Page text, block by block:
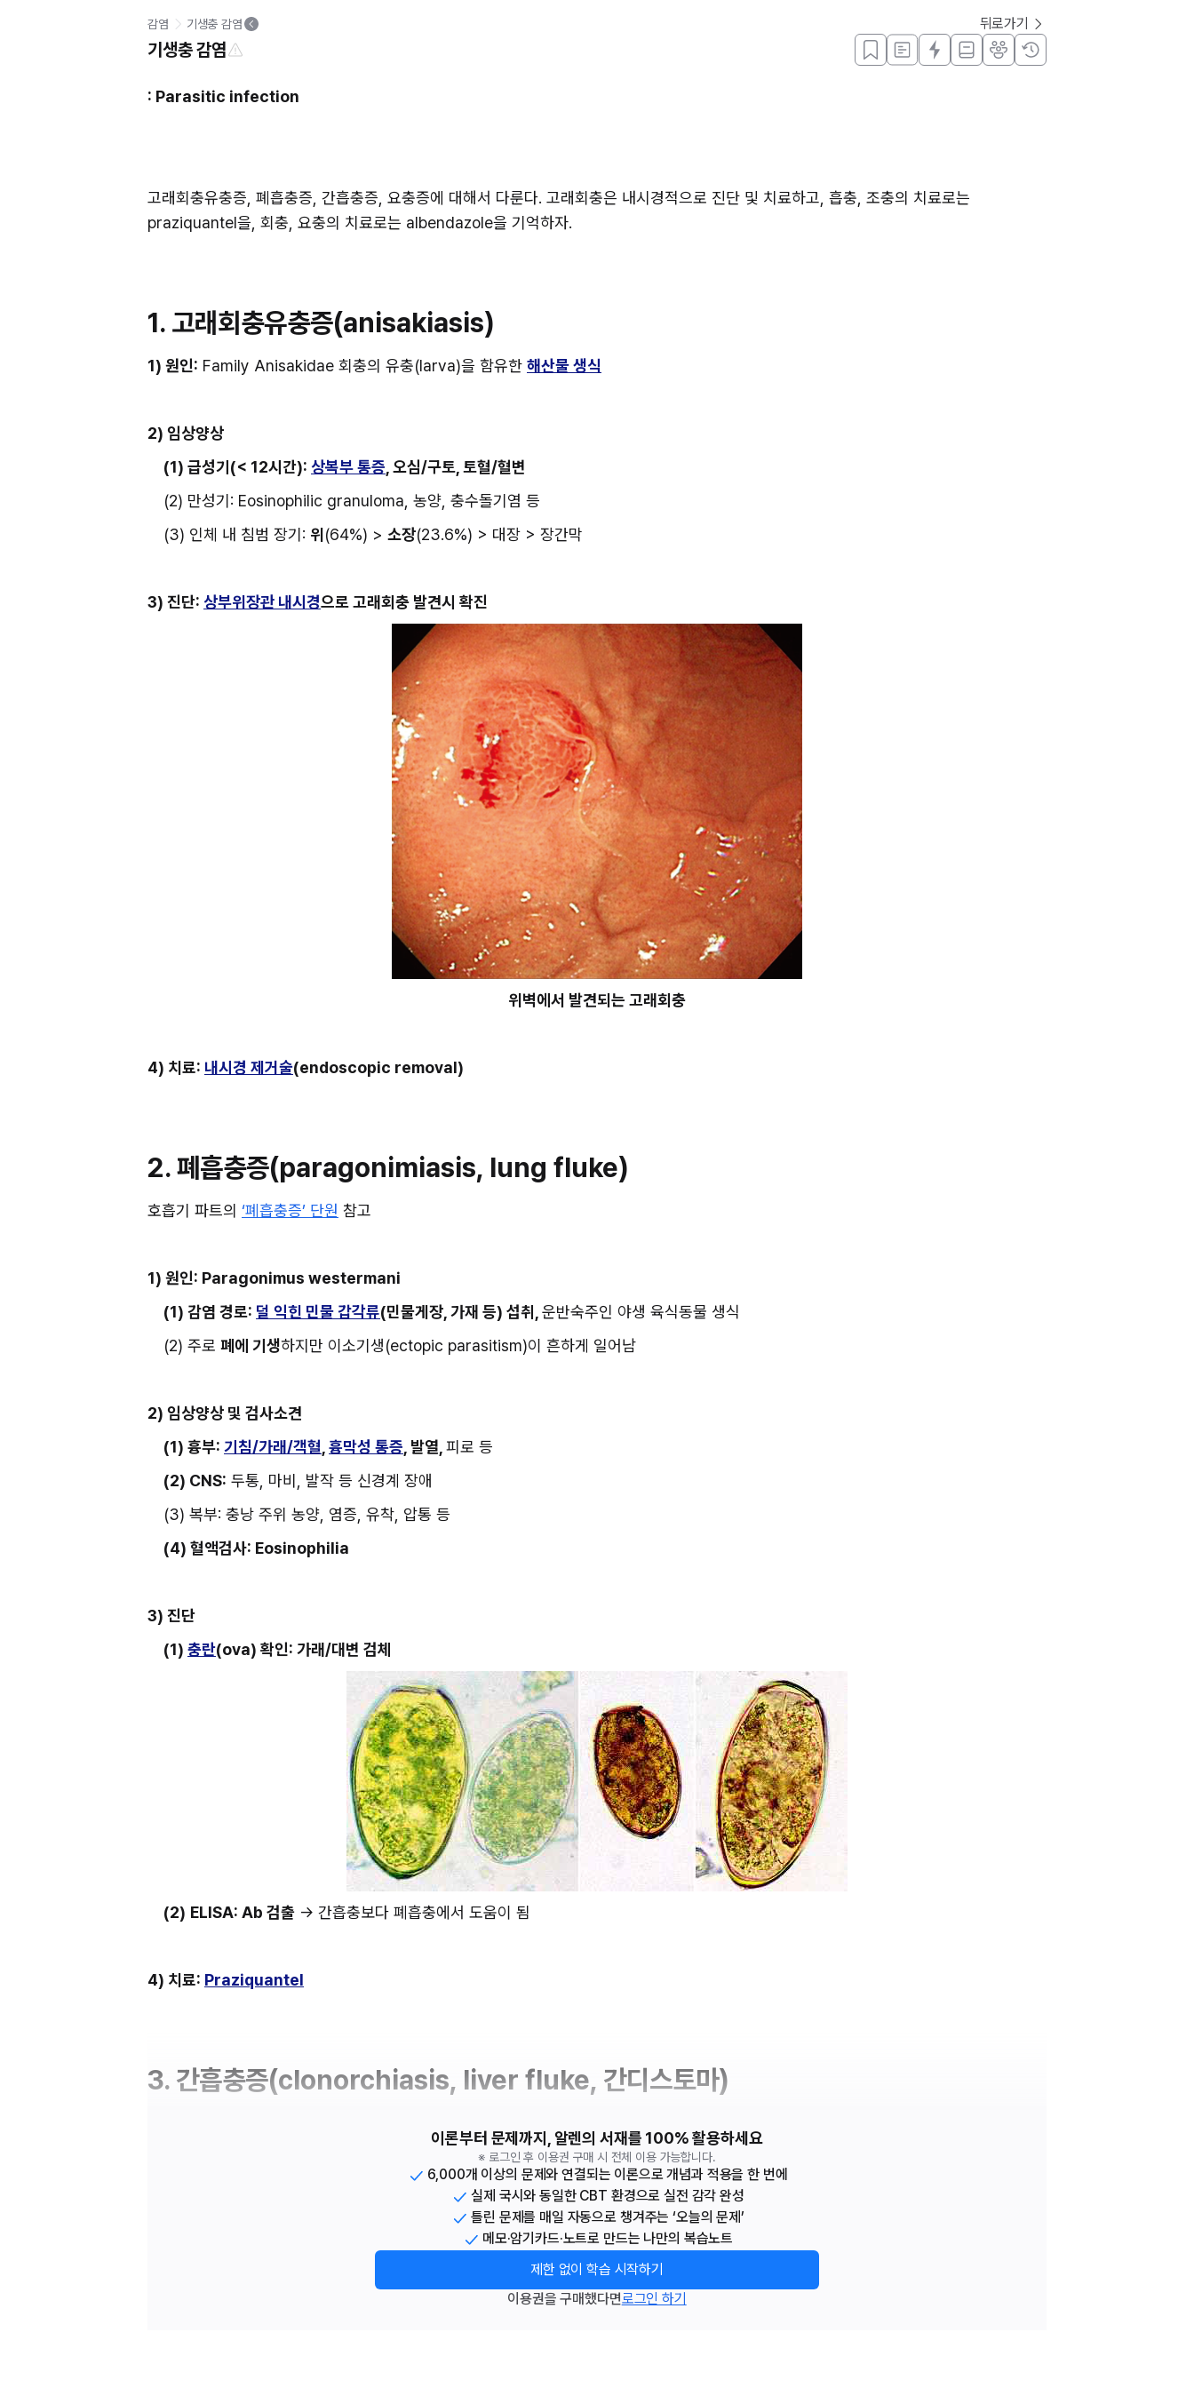
감염 기생충 감염 뒤로가기
기생충 감염
: Parasitic infection
고래회충유충증, 폐흡충증, 간흡충증, 요충증에 대해서 다룬다. 고래회충은 내시경적으로 진단 및 치료하고, 흡충, 조충의 치료로는
praziquantel을, 회충, 요충의 치료로는 albendazole을 기억하자.
1. 고래회충유충증(anisakiasis)
1) 원인: Family Anisakidae 회충의 유충(larva)을 함유한 해산물 생식
2) 임상양상
(1) 급성기(< 12시간): 상복부 통증 , 오심/구토, 토혈/혈변
(2) 만성기: Eosinophilic granuloma, 농양, 충수돌기염 등
(3) 인체 내 침범 장기: 위 (64%) > 소장(23.6%) > 대장 > 장간막
3) 진단: 상부위장관 내시경으로 고래회충 발견시 확진
위벽에서 발견되는 고래회충
4) 치료: 내시경 제거술(endoscopic removal)
2. 폐흡충증(paragonimiasis, lung fluke)
호흡기 파트의 ‘폐흡충증’ 단원 참고
1) 원인: Paragonimus westermani
(1) 감염 경로: 덜 익힌 민물 갑각류(민물게장, 가재 등) 섭취, 운반숙주인 야생 육식동물 생식
(2) 주로 폐에 기생하지만 이소기생(ectopic parasitism)이 흔하게 일어남
2) 임상양상 및 검사소견
(1) 흉부: 기침/가래/객혈 흉막성 통증 , 발열, 피로 등
(2) CNS: 두통, 마비, 발작 등 신경계 장애
(3) 복부: 충낭 주위 농양, 염증, 유착, 압통 등
(4) 혈액검사: Eosinophilia
3) 진단
(1) 충란(ova) 확인: 가래/대변 검체
(2) ELISA: Ab 검출 → 간흡충보다 폐흡충에서 도움이 됨
4) 치료: Praziquantel
3. 간흡충증(clonorchiasis, liver fluke, 간디스토마)
이론부터 문제까지, 알렌의 서재를 100% 활용하세요
※ 로그인 후 이용권 구매 시 전체 이용 가능합니다.
6,000개 이상의 문제와 연결되는 이론으로 개념과 적용을 한 번에
실제 국시와 동일한 CBT 환경으로 실전 감각 완성
틀린 문제를 매일 자동으로 챙겨주는 ‘오늘의 문제’
메모·암기카드·노트로 만드는 나만의 복습노트
제한 없이 학습 시작하기
이용권을 구매했다면로그인 하기